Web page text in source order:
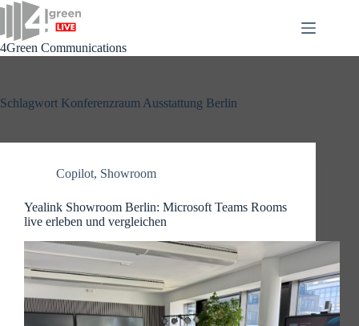
Zum
Inhalt
springen
4Green Communications
Schlagwort Konferenzraum Ausstattung Berlin
Copilot, Showroom
Yealink Showroom Berlin: Microsoft Teams Rooms
live erleben und vergleichen